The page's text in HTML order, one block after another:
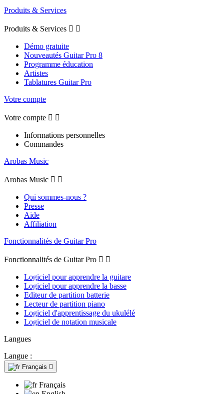
Produits & Services
Produits & Services  
Démo gratuite
Nouveautés Guitar Pro 8
Programme éducation
Artistes
Tablatures Guitar Pro
Votre compte
Votre compte  
Informations personnelles
Commandes
Arobas Music
Arobas Music  
Qui sommes-nous ?
Presse
Aide
Affiliation
Fonctionnalités de Guitar Pro
Fonctionnalités de Guitar Pro  
Logiciel pour apprendre la guitare
Logiciel pour apprendre la basse
Editeur de partition batterie
Lecteur de partition piano
Logiciel d'apprentissage du ukulélé
Logiciel de notation musicale
Langues
Langue :
Français 
Français